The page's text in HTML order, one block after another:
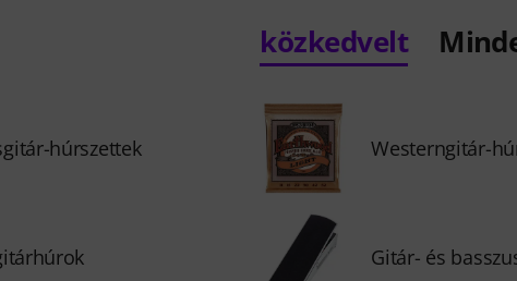
közkedvelt
húrszettek Westerngitár-
Gitár- és